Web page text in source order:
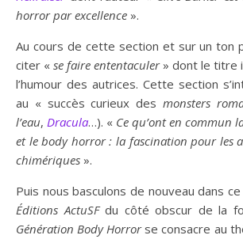
horror par excellence ».
Au cours de cette section et sur un ton
citer « se faire ententaculer» dont le titre
l’humour des autrices. Cette section
au « succès curieux des monsters
l’eau, Dracula…). « Ce qu’ont en commun
et le body horror : la fascination pour les
chimériques ».
Puis nous basculons de nouveau dans
Éditions ActuSFdu côté obscur de la
Génération Body Horrorse consacre au